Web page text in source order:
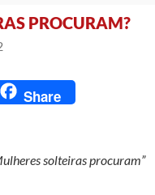
PROCURAM?
Share
solteiras procuram”